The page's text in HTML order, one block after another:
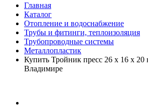
Главная
Каталог
Отопление и водоснабжение
Трубы и фитинги, теплоизоляция
Трубопроводные системы
Металлопластик
Купить Тройник пресс 26 х 16 х 20
Владимире